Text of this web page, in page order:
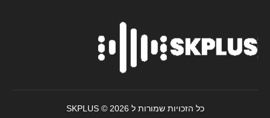
כל הזכויות שמורות ל SKPLUS © 2026